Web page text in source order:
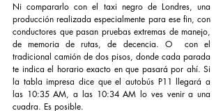
Ni compararlo con el taxi negro de Londres, una
producción realizada especialmente para ese fin, con
conductores que pasan pruebas extremas de manejo,
de memoria de rutas, de decencia. O  con el
tradicional camión de dos pisos, donde cada parada
te indica el horario exacto en que pasará por ahí. Si
la tabla impresa dice que el autobús P11 llegará a
las 10:35 AM, a las 10:34 AM lo ves venir a una
cuadra. Es posible.